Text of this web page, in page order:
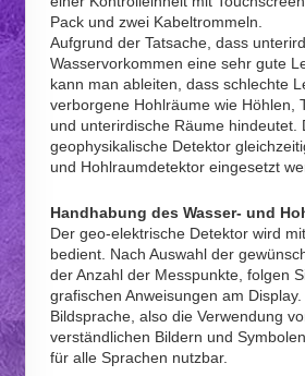
Pack und zwei Kabeltrommeln.
Aufgrund der Tatsache, dass
Wasservorkommen eine sehr gute
kann man ableiten, dass schlechte
verborgene Hohlräume wie Höhlen,
und unterirdische Räume hindeutet.
geophysikalische Detektor
und Hohlraumdetektor eingesetzt
Handhabung des Wasser- und
Der geo-elektrische Detektor wird
bedient. Nach Auswahl der
der Anzahl der Messpunkte, folgen
grafischen Anweisungen am
Bildsprache, also die Verwendung
verständlichen Bildern und
für alle Sprachen nutzbar.